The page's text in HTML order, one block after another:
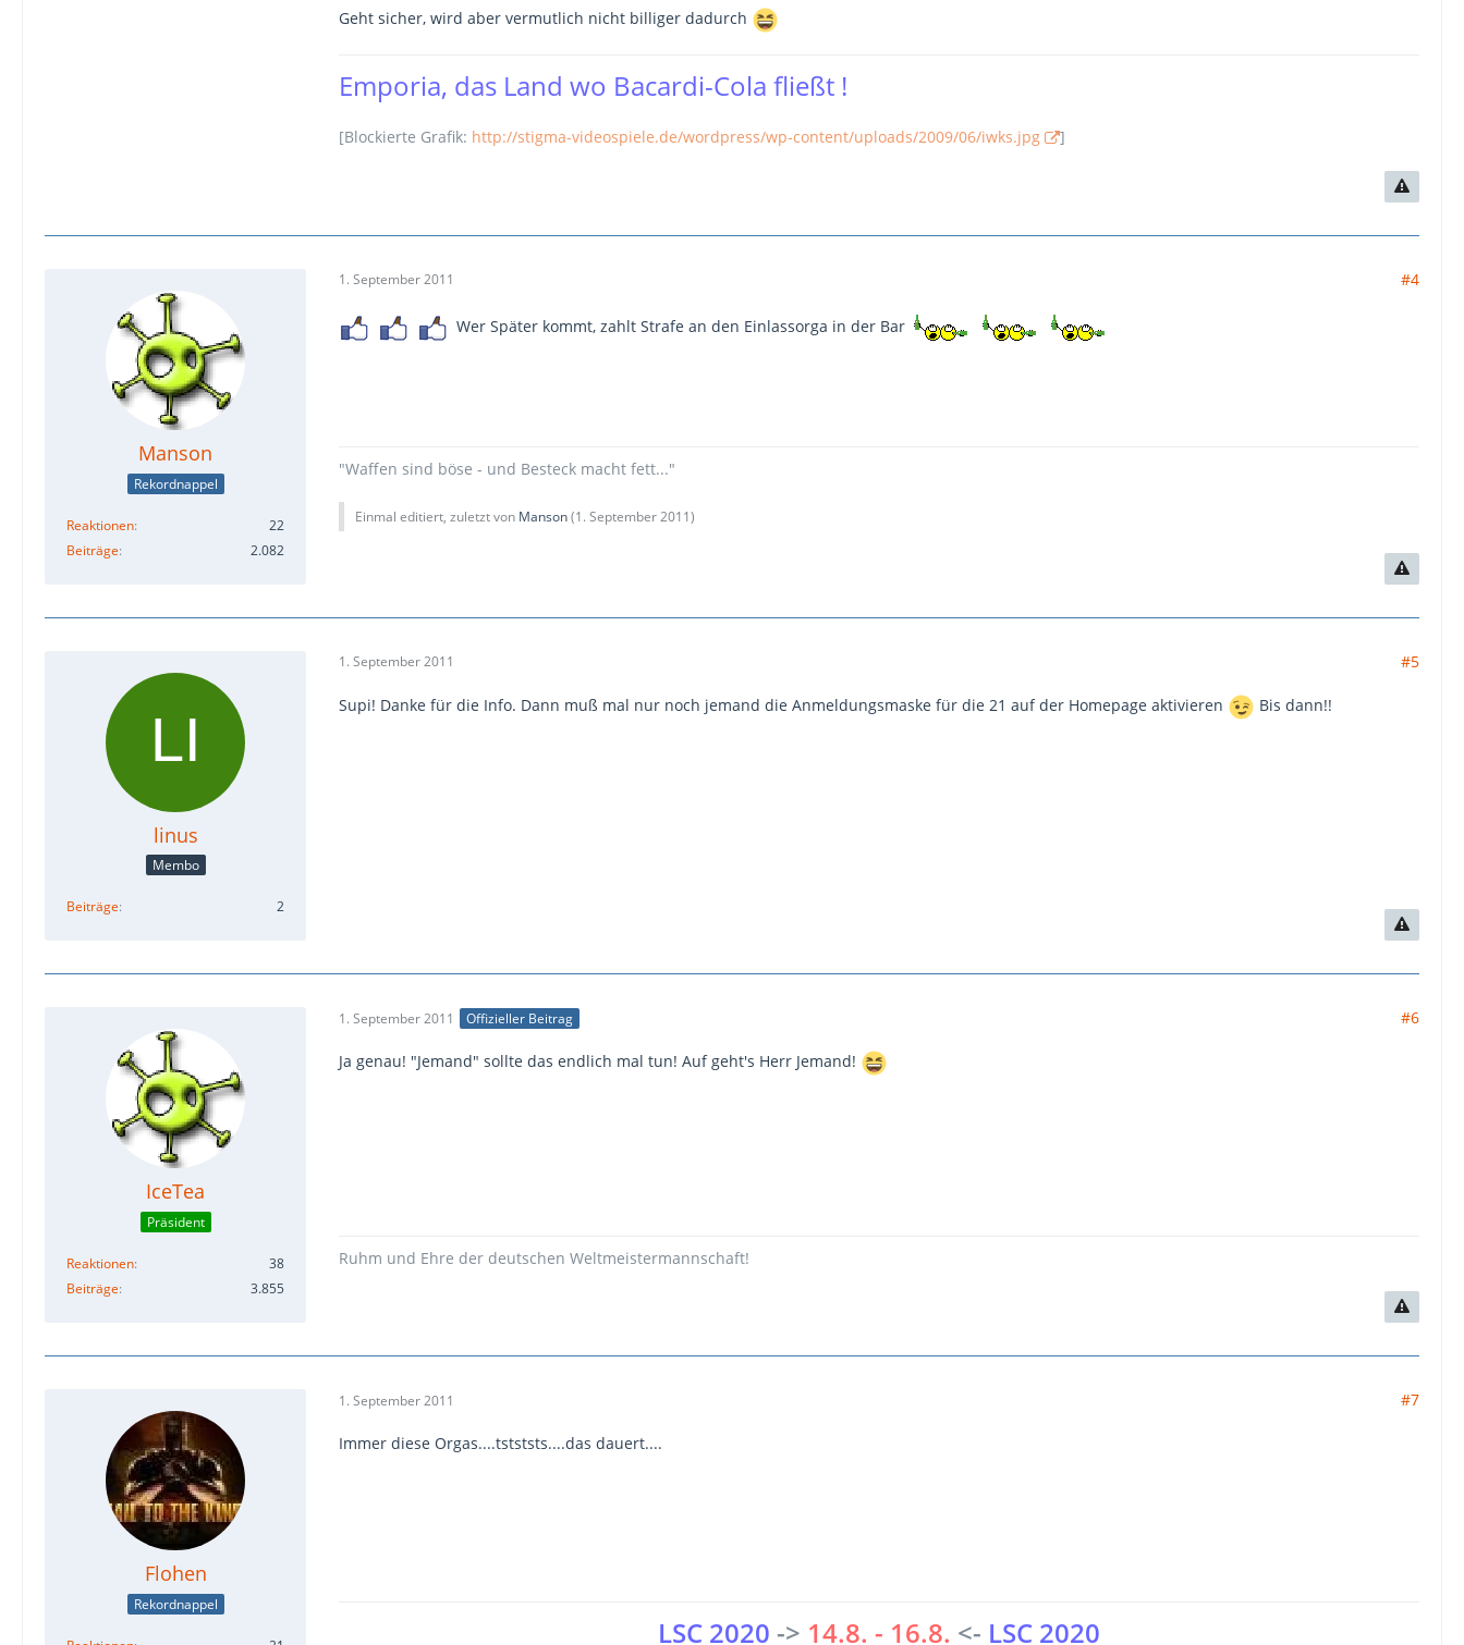
Geht sicher, wird aber vermutlich nicht billiger dadurch
Emporia, das Land wo Bacardi-Cola fließt !
[Blockierte Grafik: http://stigma-videospiele.de/wordpress/wp-content/uploads/2009/06/iwks.jpg ]
Manson
Rekordnappel
Reaktionen
22
Beiträge
2.082
1. September 2011 #4
Wer Später kommt, zahlt Strafe an den Einlassorga in der Bar
"Waffen sind böse - und Besteck macht fett..."
Einmal editiert, zuletzt von Manson(1. September 2011)
linus
Membo
Beiträge 2
1. September 2011 #5
Supi! Danke für die Info. Dann muß mal nur noch jemand die Anmeldungsmaske für die 21 auf der Homepage aktivieren Bis dann!!
IceTea
Präsident
Reaktionen
38
Beiträge
3.855
1. September 2011 Offizieller Beitrag #6
Ja genau! "Jemand" sollte das endlich mal tun! Auf geht's Herr Jemand!
Ruhm und Ehre der deutschen Weltmeistermannschaft!
Flohen
Rekordnappel
1. September 2011 #7
Immer diese Orgas....tstststs....das dauert....
LSC 2020 -> 14.8. - 16.8. <- LSC 2020